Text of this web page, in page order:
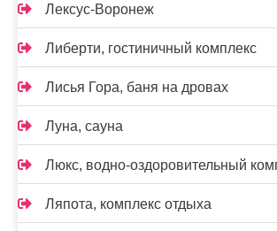
Лексус-Воронеж
Либерти, гостиничный комплекс
Лисья Гора, баня на дровах
Луна, сауна
Люкс, водно-оздоровительный
Ляпота, комплекс отдыха